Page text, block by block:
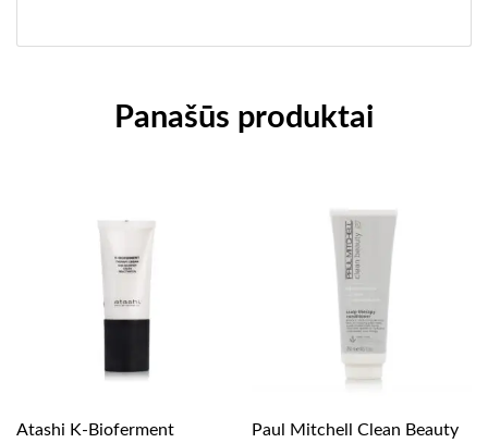
Panašūs produktai
Atashi K-Bioferment
Paul Mitchell Clean Beauty